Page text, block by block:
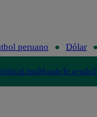
peruano Dólar
LimaMundoTe ayudo